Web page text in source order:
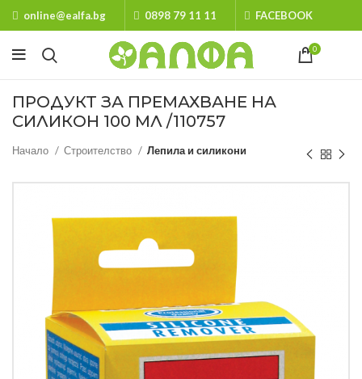
online@ealfa.bg 0898 79 11 11 FACEBOOK
0
ПРОДУКТ ЗА ПРЕМАХВАНЕ НА
СИЛИКОН 100 МЛ /110757
Начало Строителство Лепила и силикони